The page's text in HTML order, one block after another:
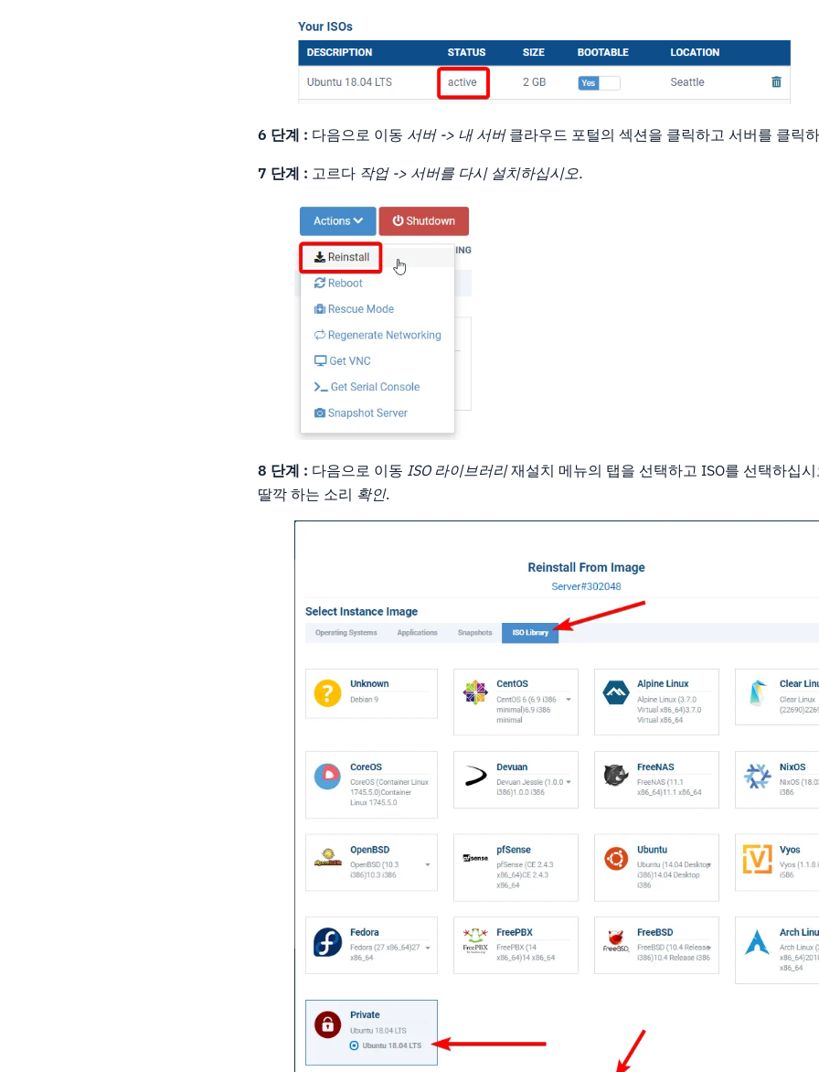
6 단계 : 다음으로 이동 서버 -> 내 서버클라우드 포털의 섹션을 클릭하고 서버를 클릭
7 단계 : 고르다 작업 -> 서버를 다시 설치하십시오.
8 단계 : 다음으로 이동 ISO 라이브러리재설치 메뉴의 탭을 선택하고 ISO를 선택하십
딸깍 하는 소리 확인.